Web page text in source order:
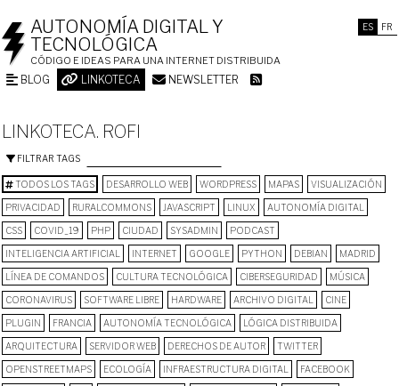
ES FR
AUTONOMÍA DIGITAL Y
TECNOLÓGICA
CÓDIGO E IDEAS PARA UNA INTERNET DISTRIBUIDA
BLOG LINKOTECA NEWSLETTER
LINKOTECA. ROFI
FILTRAR TAGS
TODOS LOS TAGS DESARROLLO WEB WORDPRESS MAPAS VISUALIZACIÓN
PRIVACIDAD RURALCOMMONS JAVASCRIPT LINUX AUTONOMÍA DIGITAL
CSS COVID_19 PHP CIUDAD SYSADMIN PODCAST
INTELIGENCIA ARTIFICIAL INTERNET GOOGLE PYTHON DEBIAN MADRID
LÍNEA DE COMANDOS CULTURA TECNOLÓGICA CIBERSEGURIDAD MÚSICA
CORONAVIRUS SOFTWARE LIBRE HARDWARE ARCHIVO DIGITAL CINE
PLUGIN FRANCIA AUTONOMÍA TECNOLÓGICA LÓGICA DISTRIBUIDA
ARQUITECTURA SERVIDOR WEB DERECHOS DE AUTOR TWITTER
OPENSTREETMAPS ECOLOGÍA INFRAESTRUCTURA DIGITAL FACEBOOK